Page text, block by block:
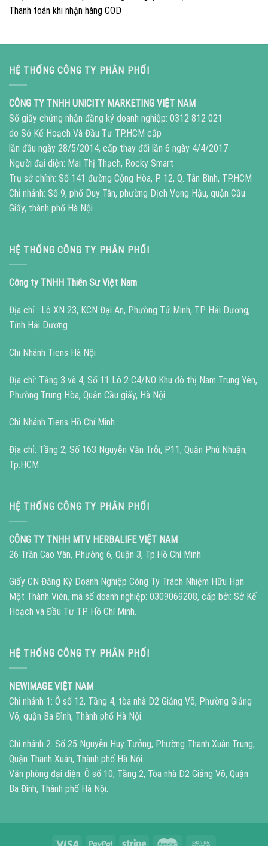
Thanh toán khi nhận hàng COD
HỆ THỐNG CÔNG TY PHÂN PHỐI
CÔNG TY TNHH UNICITY MARKETING VIỆT NAM
Số giấy chứng nhận đăng ký doanh nghiệp: 0312 812 021
do Sở Kế Hoạch Và Đầu Tư TP.HCM cấp
lần đầu ngày 28/5/2014, cấp thay đổi lần 6 ngày 4/4/2017
Người đại diện: Mai Thị Thạch, Rocky Smart
Trụ sở chính: Số 141 đường Cộng Hòa, P. 12, Q. Tân Bình, TP.HCM
Chi nhánh: Số 9, phố Duy Tân, phường Dịch Vọng Hậu, quận Cầu
Giấy, thành phố Hà Nội
HỆ THỐNG CÔNG TY PHÂN PHỐI
Công ty TNHH Thiên Sư Việt Nam
Địa chỉ : Lô XN 23, KCN Đại An, Phường Tứ Minh, TP Hải Dương,
Tỉnh Hải Dương
Chi Nhánh Tiens Hà Nội
Địa chỉ: Tầng 3 và 4, Số 11 Lô 2 C4/NO Khu đô thị Nam Trung Yên,
Phường Trung Hòa, Quận Cầu giấy, Hà Nội
Chi Nhánh Tiens Hồ Chí Minh
Địa chỉ: Tầng 2, Số 163 Nguyễn Văn Trỗi, P11, Quận Phú Nhuận,
Tp.HCM
HỆ THỐNG CÔNG TY PHÂN PHỐI
CÔNG TY TNHH MTV HERBALIFE VIỆT NAM
26 Trần Cao Vân, Phường 6, Quận 3, Tp.Hồ Chí Minh
Giấy CN Đăng Ký Doanh Nghiệp Công Ty Trách Nhiệm Hữu Hạn
Một Thành Viên, mã số doanh nghiệp: 0309069208, cấp bởi: Sở Kế
Hoạch và Đầu Tư TP. Hồ Chí Minh.
HỆ THỐNG CÔNG TY PHÂN PHỐI
NEWIMAGE VIỆT NAM
Chi nhánh 1: Ô số 12, Tầng 4, tòa nhà D2 Giảng Võ, Phường Giảng
Võ, quận Ba Đình, Thành phố Hà Nội.
Chi nhánh 2: Số 25 Nguyễn Huy Tưởng, Phường Thanh Xuân Trung,
Quận Thanh Xuân, Thành phố Hà Nội.
Văn phòng đại diện: Ô số 10, Tầng 2, Tòa nhà D2 Giảng Võ, Quận
Ba Đình, Thành phố Hà Nội.